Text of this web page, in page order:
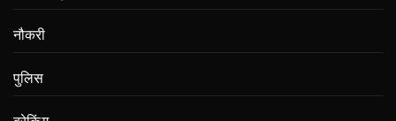
नौकरी
पुलिस